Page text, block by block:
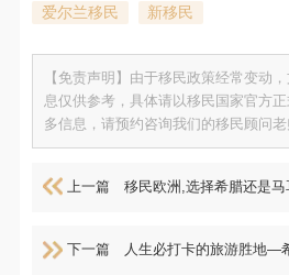
爱尔兰移民 新移民
【免责声明】由于移民政策经常变动
息仅供参考，具体请以移民国家官方
多信息，请预约咨询我们的移民顾问老
上一篇 移民欧洲,选择希腊还是马
下一篇 人生必打卡的旅游胜地—